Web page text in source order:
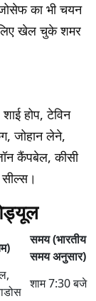
का भी चयन
खेल चुके शमर
होप, टेविन
जोहान लेने,
कैंपबेल, कीसी
समय (भारतीय
समय अनुसार)
शाम 7:30 बजे